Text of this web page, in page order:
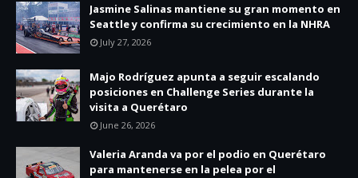
Jasmine Salinas mantiene su gran momento en
Seattle y confirma su crecimiento en la NHRA
July 27, 2026
Majo Rodríguez apunta a seguir escalando
posiciones en Challenge Series durante la
visita a Querétaro
June 26, 2026
Valeria Aranda va por el podio en Querétaro
para mantenerse en la pelea por el